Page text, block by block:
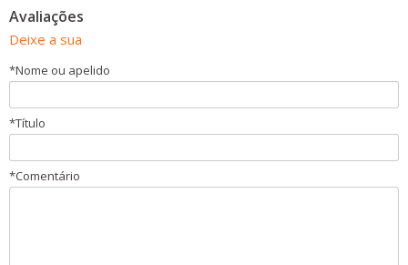
Avaliações
Deixe a sua
*Nome ou apelido
*Título
*Comentário